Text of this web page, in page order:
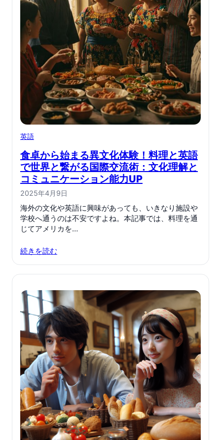
英語
食卓から始まる異文化体験！料理と英語
で世界と繋がる国際交流術：文化理解と
コミュニケーション能力UP
2025年4月9日
海外の文化や英語に興味があっても、いきなり施設や
学校へ通うのは不安ですよね。本記事では、料理を通
じてアメリカを…
続きを読む